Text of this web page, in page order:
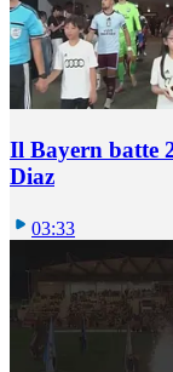
Il Bayern batte
Diaz
03:33